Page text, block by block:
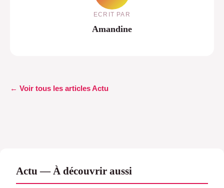
ECRIT PAR
Amandine
← Voir tous les articles Actu
Actu — À découvrir aussi